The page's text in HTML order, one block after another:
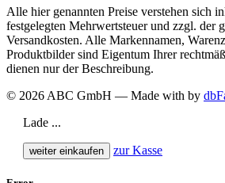
Alle hier genannten Preise verstehen sich
festgelegten Mehrwertsteuer und zzgl. der
Versandkosten. Alle Markennamen,
Produktbilder sind Eigentum Ihrer
dienen nur der Beschreibung.
© 2026 ABC GmbH — Made with by
Lade ...
weiter einkaufen zur Kasse